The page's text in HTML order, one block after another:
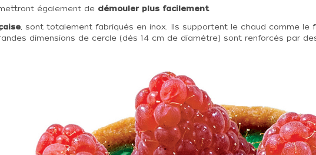
également de démouler plus facilement
, sont totalement fabriqués en inox. Ils supportent le chaud comme
dimensions de cercle (dès 14 cm de diamètre) sont renforcés par